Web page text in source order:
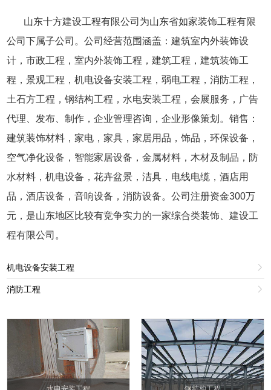
山东十方建设工程有限公司为山东省如家装饰工程有限
公司下属子公司。公司经营范围涵盖：建筑室内外装饰设
计，市政工程，室内外装饰工程，建筑工程，建筑装饰工
程，景观工程，机电设备安装工程，弱电工程，消防工程，
土石方工程，钢结构工程，水电安装工程，会展服务，广告
代理、发布、制作，企业管理咨询，企业形像策划。销售：
建筑装饰材料，家电，家具，家居用品，饰品，环保设备，
空气净化设备，智能家居设备，金属材料，木材及制品，防
水材料，机电设备，花卉盆景，洁具，电线电缆，酒店用
品，酒店设备，音响设备，消防设备。公司注册资金300万
元，是山东地区比较有竞争实力的一家综合类装饰、建设工
程有限公司。
机电设备安装工程 
消防工程 